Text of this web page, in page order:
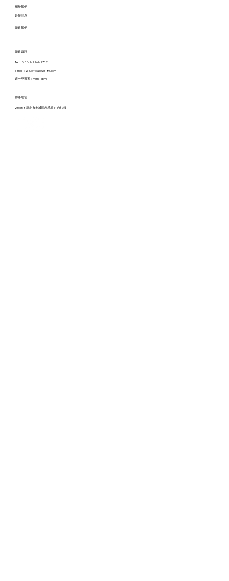
​關於我們
​最新消息
聯絡我們
​聯絡資訊
Tel：886-2-2269-2762
E-mail： WIS.official@wis-tw.com
週一至週五：9am - 6pm
聯絡地址​
​236658 新北市土城區忠承路111號2樓